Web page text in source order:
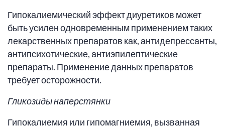
Гипокалиемический эффект диуретиков может
быть усилен одновременным применением таких
лекарственных препаратов как, антидепрессанты,
антипсихотические, антиэпилептические
препараты. Применение данных препаратов
требует осторожности.
Гликозиды наперстянки
Гипокалиемия или гипомагниемия, вызванная